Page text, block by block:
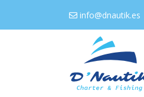
info@dnautik.es